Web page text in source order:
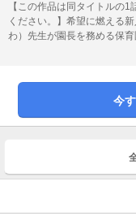
【この作品は同タイトルの
ください。】希望に燃える
わ）先生が園長を務める保
『過酷労働、低賃金、なの
はいけない』という謎の職
ませないで！」と迫る保護
ぱなしの悪戦苦闘の日々。
人”は園の関係者の中にい
今